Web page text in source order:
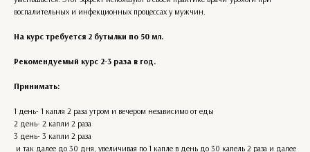
воспалительных и инфекционных процессах у мужчин.
На курс требуется 2 бутылки по 50 мл.
Рекомендуемый курс 2-3 раза в год.
Принимать:
1 день- 1 капля 2 раза утром и вечером независимо от еды
2 день- 2 капли 2 раза
3 день- 3 капли 2 раза
и так далее до 30 дня, увеличивая по 1 капле в день до 30 капель 2 раза и далее